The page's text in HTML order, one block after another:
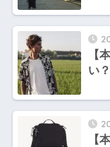
【
い
【